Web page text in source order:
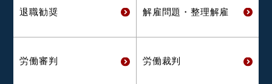
退職勧奨 解雇問題・ 整理解雇
労働審判 労働裁判